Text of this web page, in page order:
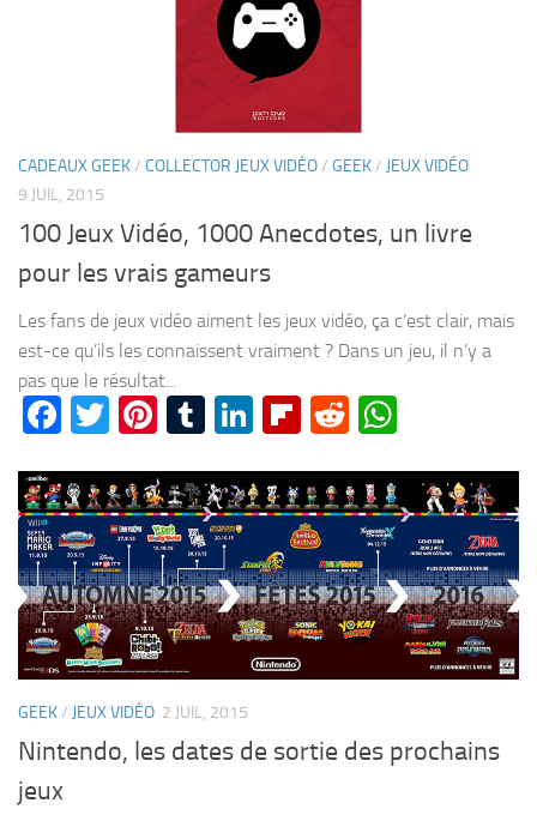
CADEAUX GEEK/ COLLECTOR JEUX VIDÉO/ GEEK/ JEUX VIDÉO
9 JUIL, 2015
100 Jeux Vidéo, 1000 Anecdotes, un livre
pour les vrais gameurs
Les fans de jeux vidéo aiment les jeux vidéo, ça c’est clair, mais
est-ce qu’ils les connaissent vraiment ? Dans un jeu, il n’y a
pas que le résultat...
Facebook
Twitter
Pinterest
Tumblr
LinkedIn
Flipboard
Reddit
GEEK/ JEUX VIDÉO 2 JUIL, 2015
Nintendo, les dates de sortie des prochains
jeux